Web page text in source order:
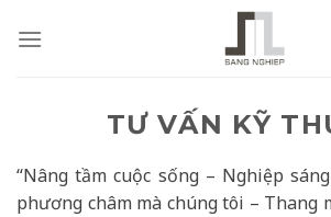
TƯ VẤN KỸ
“Nâng tầm cuộc sống – Nghiệp
phương châm mà chúng tôi – Thang